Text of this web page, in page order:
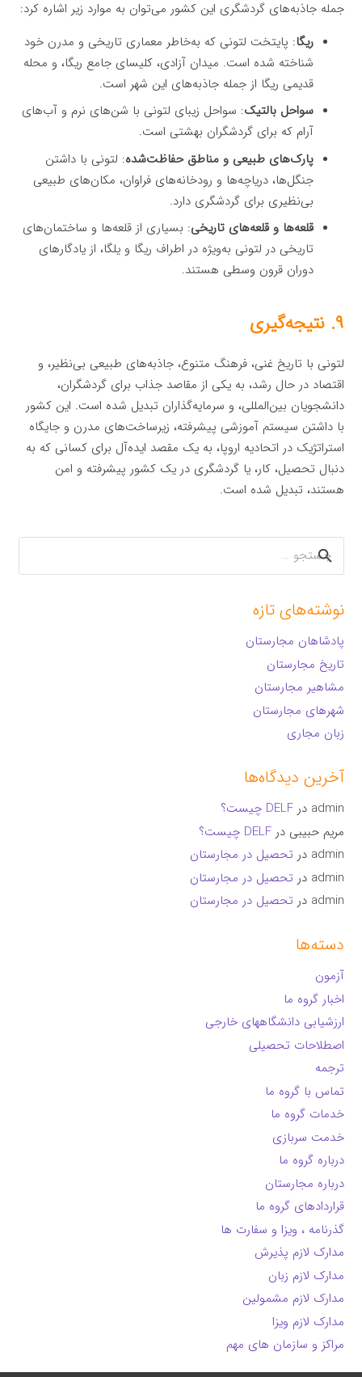
جمله جاذبه‌های گردشگری این کشور می‌توان به موارد زیر اشاره کرد:
ریگا: پایتخت لتونی که به‌خاطر معماری تاریخی و مدرن خود
شناخته شده است. میدان آزادی، کلیسای جامع ریگا، و محله
قدیمی ریگا از جمله جاذبه‌های این شهر است.
سواحل بالتیک: سواحل زیبای لتونی با شن‌های نرم و آب‌های
آرام که برای گردشگران بهشتی است.
پارک‌های طبیعی و مناطق حفاظت‌شده: لتونی با داشتن
جنگل‌ها، دریاچه‌ها و رودخانه‌های فراوان، مکان‌های طبیعی
بی‌نظیری برای گردشگری دارد.
قلعه‌ها و قلعه‌های تاریخی: بسیاری از قلعه‌ها و ساختمان‌های
تاریخی در لتونی به‌ویژه در اطراف ریگا و یلگا، از یادگارهای
دوران قرون وسطی هستند.
۹. نتیجه‌گیری
لتونی با تاریخ غنی، فرهنگ متنوع، جاذبه‌های طبیعی بی‌نظیر، و
اقتصاد در حال رشد، به یکی از مقاصد جذاب برای گردشگران،
دانشجویان بین‌المللی، و سرمایه‌گذاران تبدیل شده است. این کشور
با داشتن سیستم آموزشی پیشرفته، زیرساخت‌های مدرن و جایگاه
استراتژیک در اتحادیه اروپا، به یک مقصد ایده‌آل برای کسانی که به
دنبال تحصیل، کار، یا گردشگری در یک کشور پیشرفته و امن
هستند، تبدیل شده است.
جستجو
برای:
نوشته‌های تازه
پادشاهان مجارستان
تاریخ مجارستان
مشاهیر مجارستان
شهرهای مجارستان
زبان مجاری
آخرین دیدگاه‌ها
admin درDELF چیست؟
مریم حبیبی درDELF چیست؟
admin در تحصیل در مجارستان
admin در تحصیل در مجارستان
admin در تحصیل در مجارستان
دسته‌ها
آزمون
اخبار گروه ما
ارزشیابی دانشگاههای خارجی
اصطلاحات تحصیلی
ترجمه
تماس با گروه ما
خدمات گروه ما
خدمت سربازی
درباره گروه ما
درباره مجارستان
قراردادهای گروه ما
گذرنامه ، ویزا و سفارت ها
مدارک لازم پذیرش
مدارک لازم زبان
مدارک لازم مشمولین
مدارک لازم ویزا
مراکز و سازمان های مهم